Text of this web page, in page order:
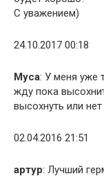
С уважением)
24.10.2017 00:18
Муса: У меня уже
жду пока
высохнуть или
02.04.2016 21:51
артур: Лучший